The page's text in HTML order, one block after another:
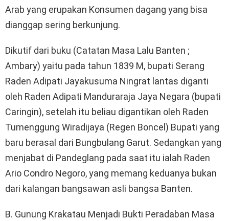
Arab yang erupakan Konsumen dagang yang bisa
dianggap sering berkunjung.
Dikutif dari buku (Catatan Masa Lalu Banten ;
Ambary) yaitu pada tahun 1839 M, bupati Serang
Raden Adipati Jayakusuma Ningrat lantas diganti
oleh Raden Adipati Manduraraja Jaya Negara (bupati
Caringin), setelah itu beliau digantikan oleh Raden
Tumenggung Wiradijaya (Regen Boncel) Bupati yang
baru berasal dari Bungbulang Garut. Sedangkan yang
menjabat di Pandeglang pada saat itu ialah Raden
Ario Condro Negoro, yang memang keduanya bukan
dari kalangan bangsawan asli bangsa Banten.
B. Gunung Krakatau Menjadi Bukti Peradaban Masa